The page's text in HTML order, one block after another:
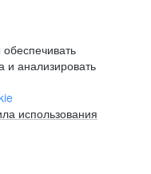
и анализировать
использования